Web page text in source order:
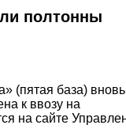
полтонны
(пятая база) вновь
к ввозу на
на сайте